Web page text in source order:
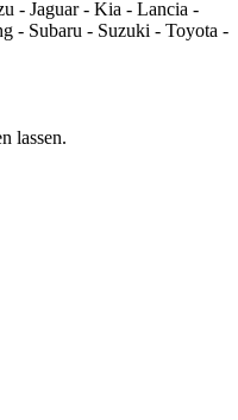
- Jaguar - Kia - Lancia -
- Subaru - Suzuki - Toyota -
lassen.